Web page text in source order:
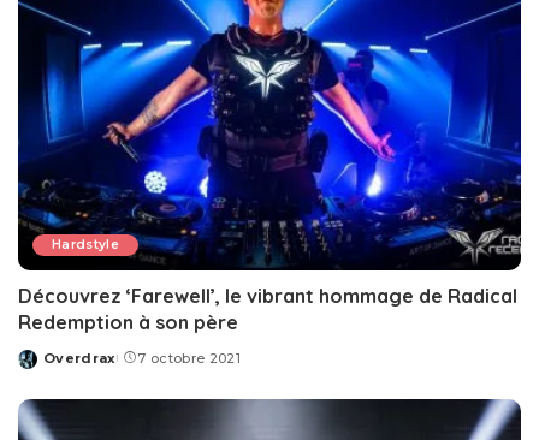
Hardstyle
Découvrez ‘Farewell’, le vibrant hommage de Radical
Redemption à son père
Posted
Overdrax 7 octobre 2021